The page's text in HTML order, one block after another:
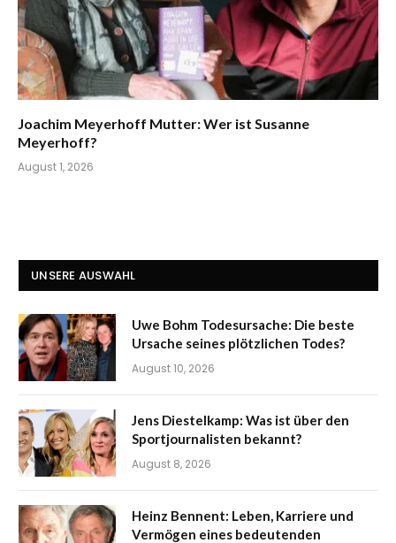
Joachim Meyerhoff Mutter: Wer ist Susanne
Meyerhoff?
August 1, 2026
UNSERE AUSWAHL
Uwe Bohm Todesursache: Die beste
Ursache seines plötzlichen Todes?
August 10, 2026
Jens Diestelkamp: Was ist über den
Sportjournalisten bekannt?
August 8, 2026
Heinz Bennent: Leben, Karriere und
Vermögen eines bedeutenden